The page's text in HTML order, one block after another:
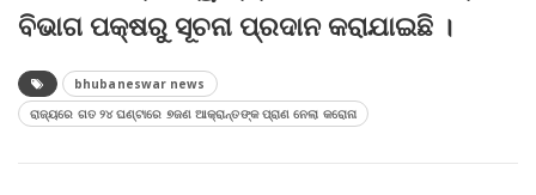
ବିଭାଗ ପକ୍ଷରୁ ସୂଚନା ପ୍ରଦାନ କରାଯାଇଛି ।
bhubaneswar news
ରାଜ୍ୟରେ ଗତ ୨୪ ଘଣ୍ଟାରେ ୭ଜଣ ଆକ୍ରାନ୍ତଙ୍କ ପ୍ରାଣ ନେଲା କରୋନା